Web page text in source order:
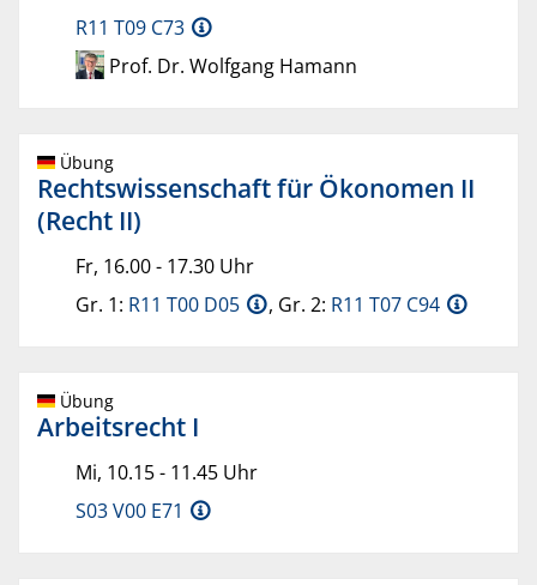
R11 T09 C73
Prof. Dr. Wolfgang Hamann
Übung
Rechtswissenschaft für Ökonomen II
(Recht II)
Fr, 16.00 - 17.30 Uhr
Gr. 1: R11 T00 D05 , Gr. 2: R11 T07 C94
Übung
Arbeitsrecht I
Mi, 10.15 - 11.45 Uhr
S03 V00 E71